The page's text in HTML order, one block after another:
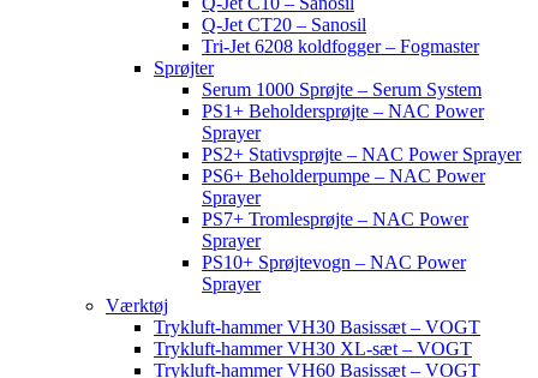
Q-Jet CT20 – Sanosil
Tri-Jet 6208 koldfogger – Fogmaster
Sprøjter
Serum 1000 Sprøjte – Serum System
PS1+ Beholdersprøjte – NAC Power
Sprayer
PS2+ Stativsprøjte – NAC Power Sprayer
PS6+ Beholderpumpe – NAC Power
Sprayer
PS7+ Tromlesprøjte – NAC Power
Sprayer
PS10+ Sprøjtevogn – NAC Power
Sprayer
Værktøj
Trykluft-hammer VH30 Basissæt – VOGT
Trykluft-hammer VH30 XL-sæt – VOGT
Trykluft-hammer VH60 Basissæt – VOGT